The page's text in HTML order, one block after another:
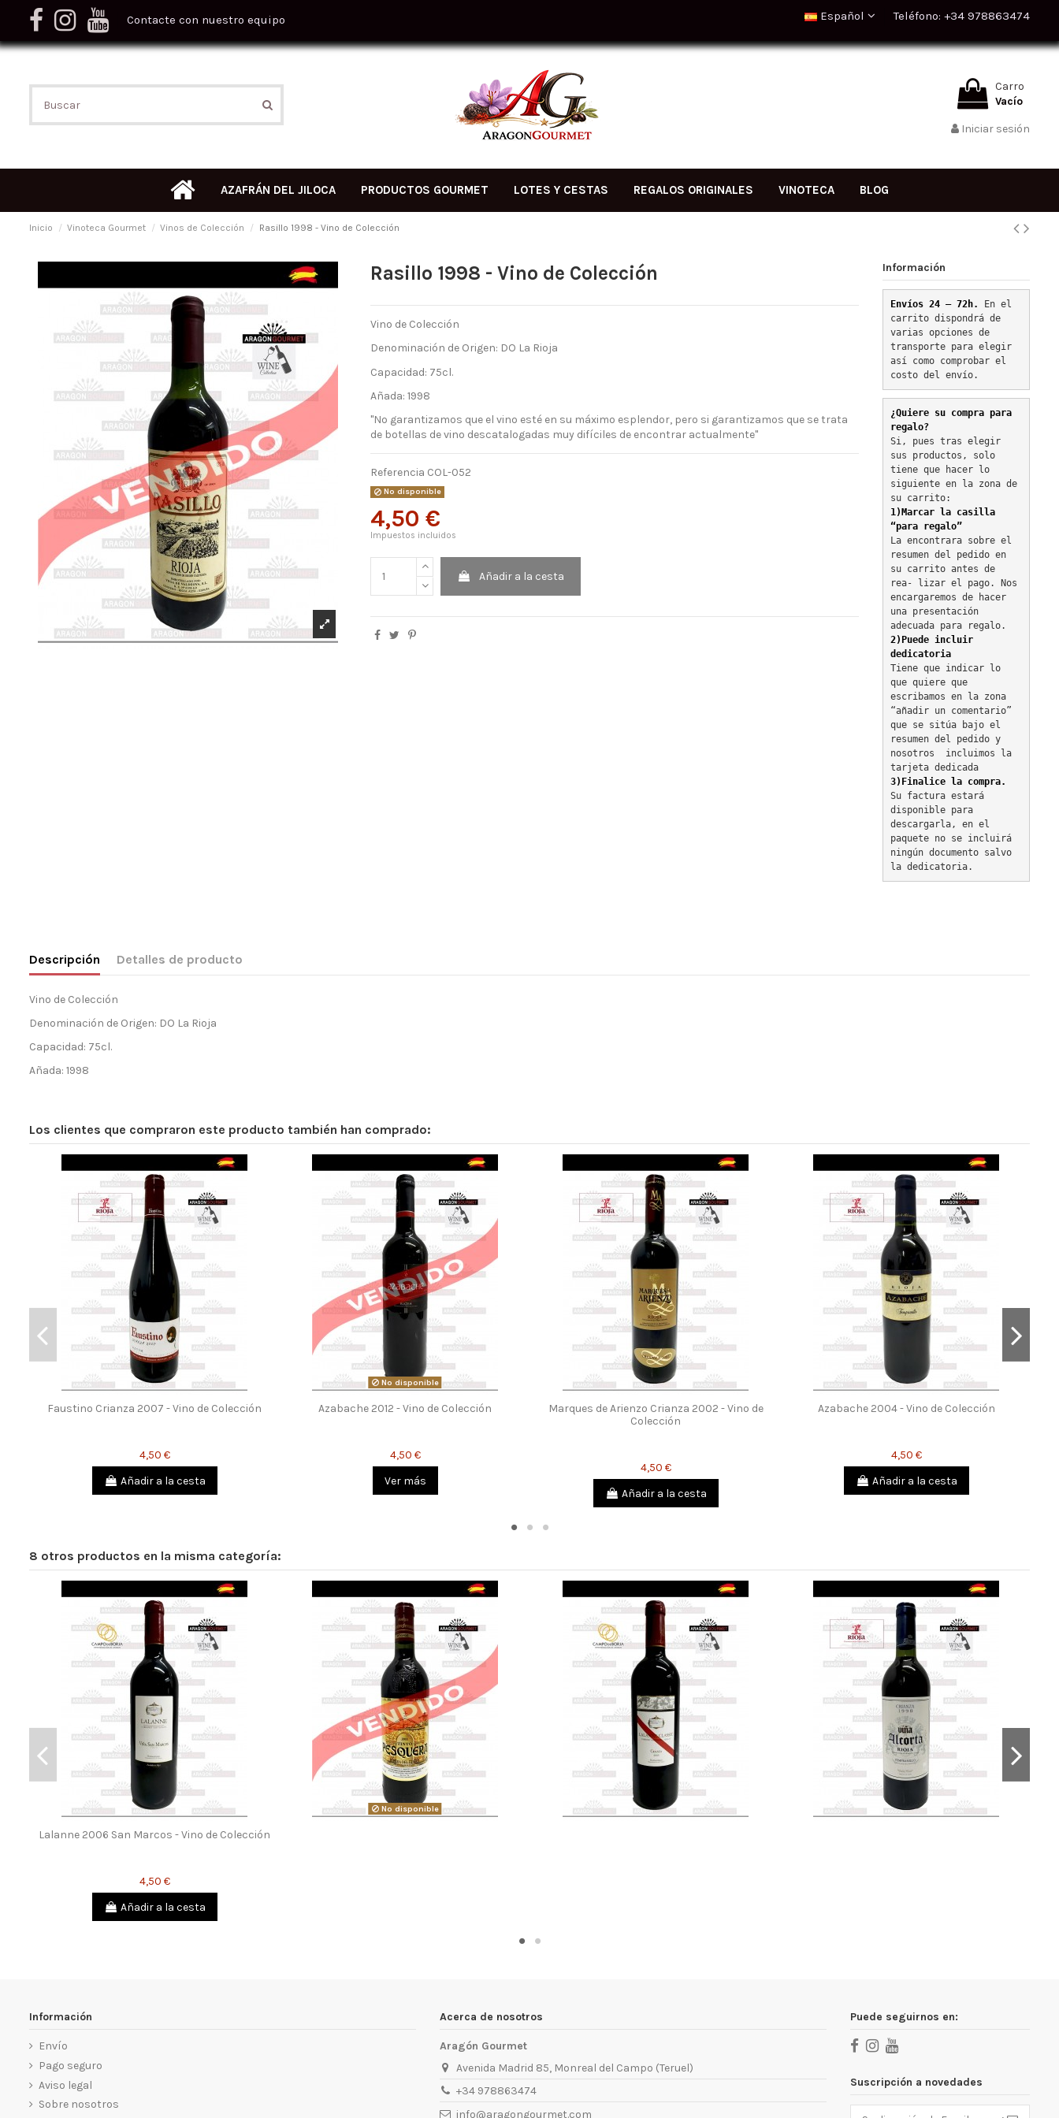
Contacte con nuestro equipo Español Teléfono: +34 978863474
Carro
Vacío
Iniciar sesión
AZAFRÁN DEL JILOCA PRODUCTOS GOURMET LOTES Y CESTAS REGALOS ORIGINALES VINOTECA BLOG
Inicio Vinoteca Gourmet Vinos de Colección Rasillo 1998 - Vino de Colección
Rasillo 1998 - Vino de Colección
Vino de Colección
Denominación de Origen: DO La Rioja
Capacidad: 75cl.
Añada: 1998
"No garantizamos que el vino esté en su máximo esplendor, pero si garantizamos que se trata
de botellas de vino descatalogadas muy difíciles de encontrar actualmente"
Referencia COL-052
No disponible
4,50 €
Impuestos incluidos
Añadir a la cesta
Información
Envíos 24 – 72h.
En el
carrito dispondrá de
varias opciones de
transporte para elegir
así como comprobar el
costo del envío.
¿Quiere su compra para
regalo?
Si, pues tras elegir
sus productos, solo
tiene que hacer lo
siguiente en la zona de
su carrito:
1)Marcar la casilla
“para regalo”
La encontrara sobre el
resumen del pedido en
su carrito antes de
rea- lizar el pago. Nos
encargaremos de hacer
una presentación
adecuada para regalo.
2)Puede incluir
dedicatoria
Tiene que indicar lo
que quiere que
escribamos en la zona
“añadir un comentario”
que se sitúa bajo el
resumen del pedido y
nosotros  incluimos la
tarjeta dedicada
3)Finalice la compra.
Su factura estará
disponible para
descargarla, en el
paquete no se incluirá
ningún documento salvo
la dedicatoria.
Descripción Detalles de producto
Vino de Colección
Denominación de Origen: DO La Rioja
Capacidad: 75cl.
Añada: 1998
Los clientes que compraron este producto también han comprado:
Faustino Crianza 2007 - Vino de Colección
4,50 €
Añadir a la cesta
No disponible
Azabache 2012 - Vino de Colección
4,50 €
Ver más
Marques de Arienzo Crianza 2002 - Vino de
Colección
4,50 €
Añadir a la cesta
Azabache 2004 - Vino de Colección
4,50 €
Añadir a la cesta
8 otros productos en la misma categoría:
Lalanne 2006 San Marcos - Vino de Colección
4,50 €
Añadir a la cesta
No disponible
Información
Envío
Pago seguro
Aviso legal
Sobre nosotros
Acerca de nosotros
Aragón Gourmet
Avenida Madrid 85, Monreal del Campo (Teruel)
+34 978863474
info@aragongourmet.com
Puede seguirnos en:
Suscripción a novedades